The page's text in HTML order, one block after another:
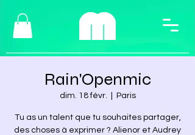
Rain'Openmic
dim. 18 févr. Paris
Tu as un talent que tu souhaites partager,
des choses à exprimer ? Alienor et Audrey